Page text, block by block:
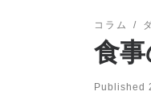
コラム
食
Published